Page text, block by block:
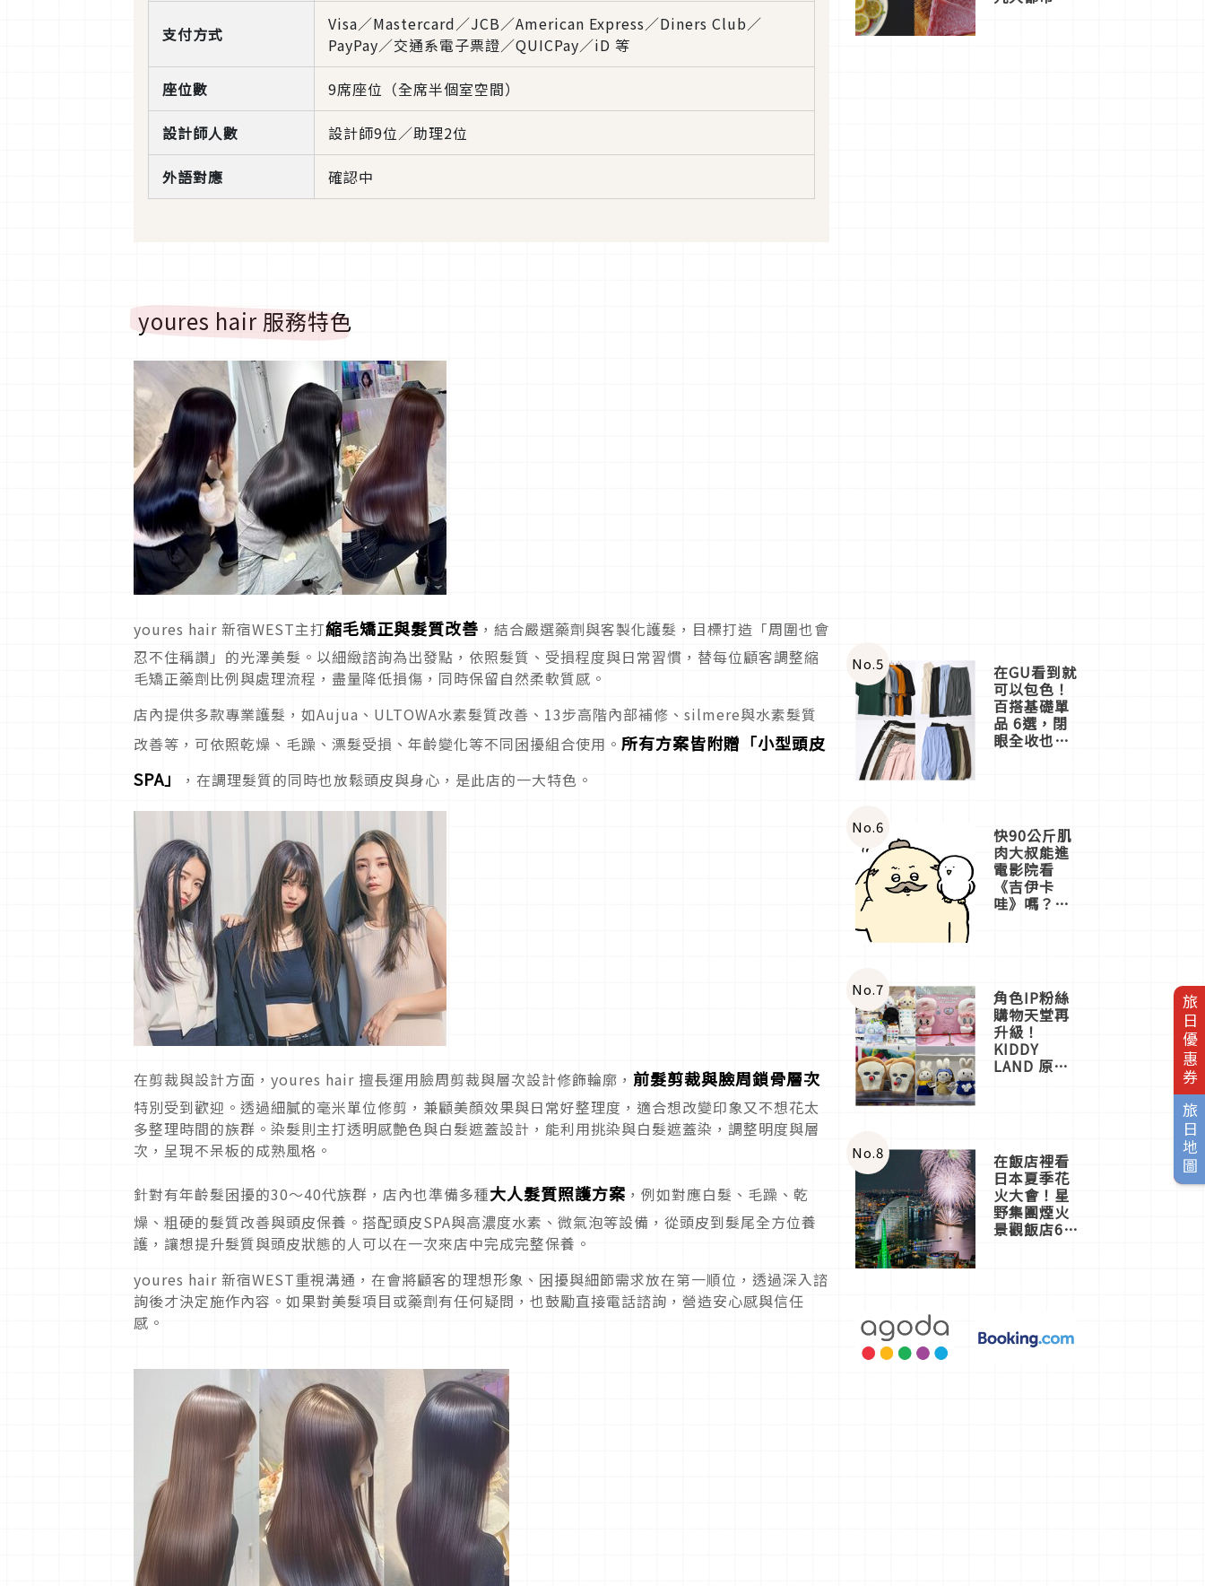
旅日優惠券
旅日地圖
支付方式
Visa／Mastercard／JCB／American Express／Diners Club／
PayPay／交通系電子票證／QUICPay／iD 等
座位數 9席座位（全席半個室空間）
設計師人數 設計師9位／助理2位
外語對應 確認中
youres hair 服務特色
youres hair 新宿WEST主打縮毛矯正與髮質改善 ，結合嚴選藥劑與客製化護髮，目標打造「周圍也會
忍不住稱讚」的光澤美髮。以細緻諮詢為出發點，依照髮質、受損程度與日常習慣，替每位顧客調整縮
毛矯正藥劑比例與處理流程，盡量降低損傷，同時保留自然柔軟質感。
店內提供多款專業護髮，如Aujua、ULTOWA水素髮質改善、13步高階內部補修、silmere與水素髮質
改善等，可依照乾燥、毛躁、漂髮受損、年齡變化等不同困擾組合使用。 所有方案皆附贈「小型頭皮
SPA」
，在調理髮質的同時也放鬆頭皮與身心，是此店的一大特色。
在剪裁與設計方面，youres hair 擅長運用臉周剪裁與層次設計修飾輪廓， 前髮剪裁與臉周鎖骨層次
特別受到歡迎。透過細膩的毫米單位修剪，兼顧美顏效果與日常好整理度，適合想改變印象又不想花太
多整理時間的族群。染髮則主打透明感艶色與白髮遮蓋設計，能利用挑染與白髮遮蓋染，調整明度與層
次，呈現不呆板的成熟風格。
針對有年齡髮困擾的30～40代族群，店內也準備多種大人髮質照護方案 ，例如對應白髮、毛躁、乾
燥、粗硬的髮質改善與頭皮保養。搭配頭皮SPA與高濃度水素、微氣泡等設備，從頭皮到髮尾全方位養
護，讓想提升髮質與頭皮狀態的人可以在一次來店中完成完整保養。
youres hair 新宿WEST重視溝通，在會將顧客的理想形象、困擾與細節需求放在第一順位，透過深入諮
詢後才決定施作內容。如果對美髮項目或藥劑有任何疑問，也鼓勵直接電話諮詢，營造安心感與信任
感。
No.5 在GU看到就
可以包色！
百搭基礎單
品 6選，閉
眼全收也不
No.6 快90公斤肌
肉大叔能進
電影院看
《吉伊卡
哇》嗎？日
一同給出了
答案
No.7 角色IP粉絲
購物天堂再
升級！
KIDDY
LAND 原宿
店3分即達
No.8 在飯店裡看
日本夏季花
火大會！星
野集團煙火
景觀飯店6